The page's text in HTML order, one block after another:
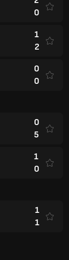
0
1
2
0
0
0
5
1
0
1
1